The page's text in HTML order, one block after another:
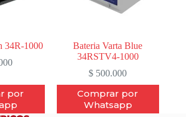
34R-1000
por
Bateria Varta Blue
34RSTV4-1000
$ 500.000
Comprar por
Whatsapp